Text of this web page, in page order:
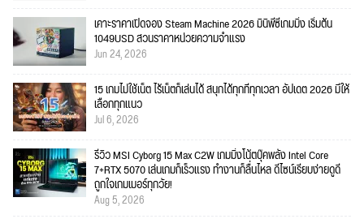
เคาะราคาเปิดจอง Steam Machine 2026 มินิพีซีเกมมิ่ง เริ่มต้น
1049USD สวนราคาหน่วยความจำแรง
Jun 24, 2026
15 เกมไม่ใช้เน็ต ไร้เน็ตก็เล่นได้ สนุกได้ทุกที่ทุกเวลา อัปเดต 2026 มีให้
เลือกทุกแนว
Jul 6, 2026
รีวิว MSI Cyborg 15 Max C2W เกมมิ่งโน้ตบุ๊คพลัง Intel Core
7+RTX 5070 เล่นเกมก็เร็วแรง ทำงานก็ลื่นไหล ดีไซน์เรียบง่ายดูดี
ถูกใจเกมเมอร์ทุกวัย!
Aug 5, 2026